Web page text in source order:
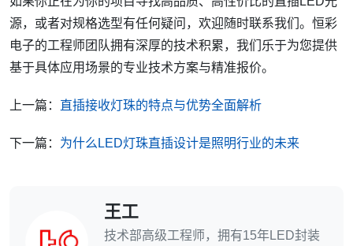
源，或者对规格选型有任何疑问，欢迎随时联系我们。恒彩
电子的工程师团队拥有深厚的技术积累，我们乐于为您提供
基于具体应用场景的专业技术方案与精准报价。
上一篇： 直插接收灯珠的特点与优势全面解析
下一篇： 为什么LED灯珠直插设计是照明行业的未来
王工
技术部高级工程师，拥有15年LED封装